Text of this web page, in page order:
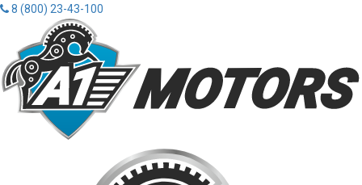
8 (800) 23-43-100